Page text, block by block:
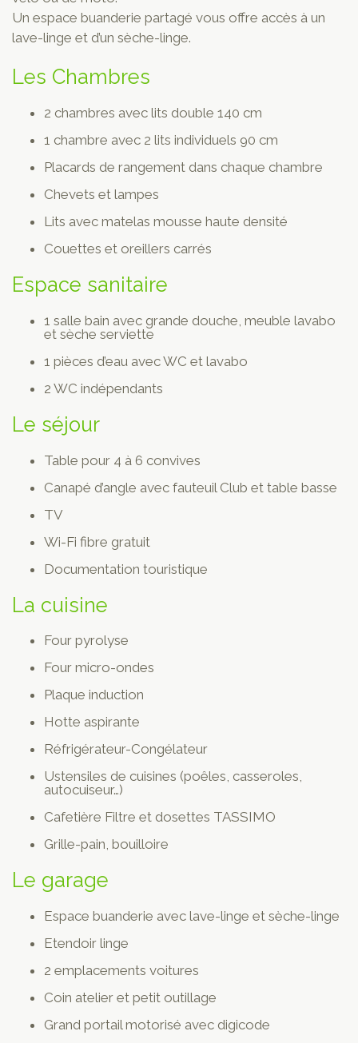
Un espace buanderie partagé vous offre accès à un
lave-linge et d’un sèche-linge.
Les Chambres
2 chambres avec lits double 140 cm
1 chambre avec 2 lits individuels 90 cm
Placards de rangement dans chaque chambre
Chevets et lampes
Lits avec matelas mousse haute densité
Couettes et oreillers carrés
Espace sanitaire
1 salle bain avec grande douche, meuble lavabo
et sèche serviette
1 pièces d’eau avec WC et lavabo
2 WC indépendants
Le séjour
Table pour 4 à 6 convives
Canapé d’angle avec fauteuil Club et table basse
TV
Wi-Fi fibre gratuit
Documentation touristique
La cuisine
Four pyrolyse
Four micro-ondes
Plaque induction
Hotte aspirante
Réfrigérateur-Congélateur
Ustensiles de cuisines (poêles, casseroles,
autocuiseur…)
Cafetière Filtre et dosettes TASSIMO
Grille-pain, bouilloire
Le garage
Espace buanderie avec lave-linge et sèche-linge
Etendoir linge
2 emplacements voitures
Coin atelier et petit outillage
Grand portail motorisé avec digicode